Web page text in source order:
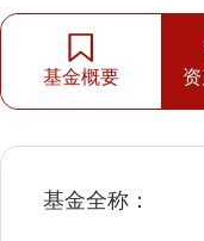
基金概要
基金全称：